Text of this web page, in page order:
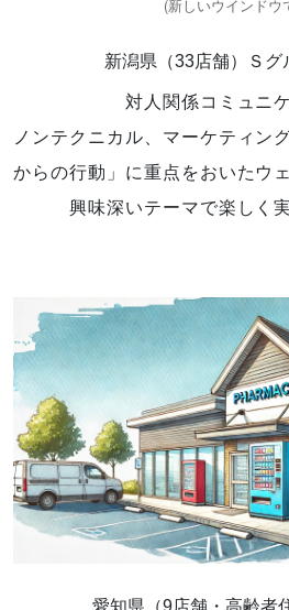
新潟県（33店舗）Ｓグ
対人関係コミュニ
ノンテクニカル、マーケティン
からの行動」に重点をおいたウ
興味深いテーマで楽しく